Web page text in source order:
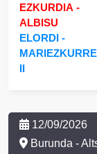
EZKURDIA -
ALBISU
ELORDI -
II
12/09/2026
Burunda -